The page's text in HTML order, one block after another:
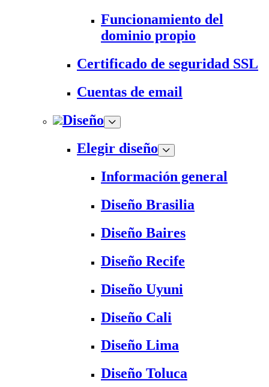
Funcionamiento del
dominio propio
Certificado de seguridad SSL
Cuentas de email
Diseño
Elegir diseño
Información general
Diseño Brasilia
Diseño Baires
Diseño Recife
Diseño Uyuni
Diseño Cali
Diseño Lima
Diseño Toluca